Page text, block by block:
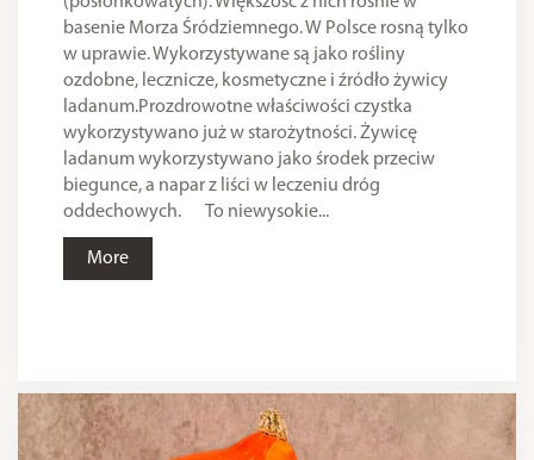
basenie Morza Śródziemnego. W Polsce rosną tylko
w uprawie. Wykorzystywane są jako rośliny
ozdobne, lecznicze, kosmetyczne i źródło żywicy
ladanum.Prozdrowotne właściwości czystka
wykorzystywano już w starożytności. Żywicę
ladanum wykorzystywano jako środek przeciw
biegunce, a napar z liści w leczeniu dróg
oddechowych. To niewysokie...
More